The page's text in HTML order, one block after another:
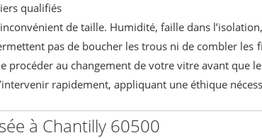
qualifiés
de taille. Humidité, faille dans
pas de boucher les trous ni de combler les
au changement de votre vitre avant que
rapidement, appliquant une éthique
à Chantilly 60500